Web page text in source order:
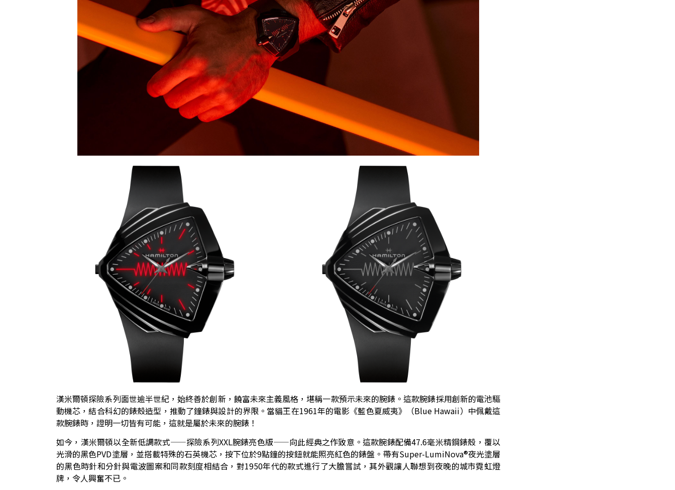
漢米爾頓探險系列面世逾半世紀，始終善於創新，饒富未來主義風格，堪稱一款預示未來的腕錶。這款腕錶採用創新的電池驅
動機芯，結合科幻的錶殼造型，推動了鐘錶與設計的界限。當貓王在1961年的電影《藍色夏威夷》（Blue Hawaii）中佩戴這
款腕錶時，證明一切皆有可能，這就是屬於未來的腕錶！
如今，漢米爾頓以全新低調款式——探險系列XXL腕錶亮色版——向此經典之作致意。這款腕錶配備47.6毫米精鋼錶殼，覆以
光滑的黑色PVD塗層，並搭載特殊的石英機芯，按下位於9點鐘的按鈕就能照亮紅色的錶盤。帶有Super-LumiNova®夜光塗層
的黑色時針和分針與電波圖案和同款刻度相結合，對1950年代的款式進行了大膽嘗試，其外觀讓人聯想到夜晚的城市霓虹燈
牌，令人興奮不已。